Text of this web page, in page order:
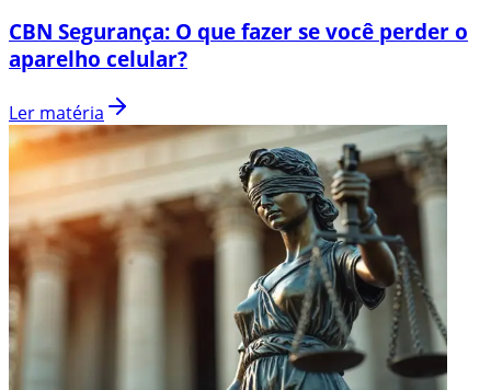
CBN Segurança: O que fazer se você perder o
aparelho celular?
Ler matéria